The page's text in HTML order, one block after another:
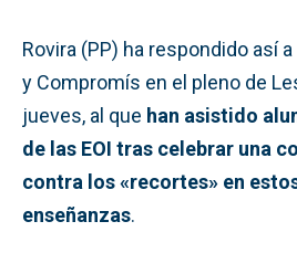
Rovira (PP) ha respondido así
y Compromís en el pleno de
jueves, al que han asistido
de las EOI tras celebrar una
contra los «recortes» en
enseñanzas.